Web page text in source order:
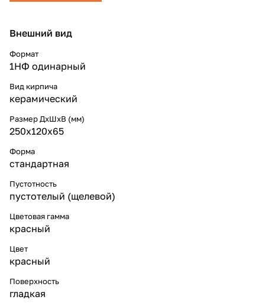
Внешний вид
Формат
1НФ одинарный
Вид кирпича
керамический
Размер ДхШхВ (мм)
250х120х65
Форма
стандартная
Пустотность
пустотелый (щелевой)
Цветовая гамма
красный
Цвет
красный
Поверхность
гладкая